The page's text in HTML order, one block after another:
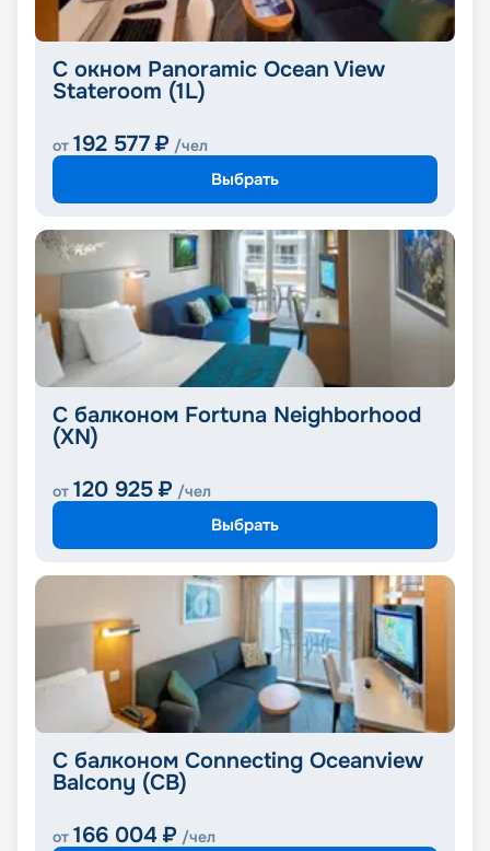
С окном Panoramic Ocean View
Stateroom (1L)
от 192 577 ₽ /чел
Выбрать
С балконом Fortuna Neighborhood
(XN)
от 120 925 ₽ /чел
Выбрать
С балконом Connecting Oceanview
Balcony (CB)
от 166 004 ₽ /чел